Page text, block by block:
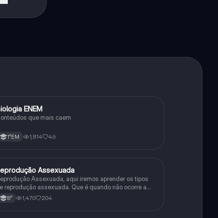
CiênciaENEM
que mais caem
1°EM 1,814 46
Ciência Assexuada
Assexuada, aqui iremos aprender os tipos
reprodução assexuada. Que é quando não ocorre a
fusão de gametas.
8° 1,470 204